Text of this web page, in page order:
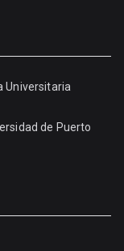
Universitaria
de Puerto